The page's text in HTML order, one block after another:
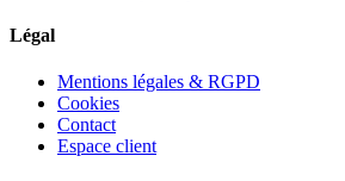
Légal
Mentions légales & RGPD
Cookies
Contact
Espace client